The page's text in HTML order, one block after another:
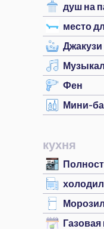
душ на
место
Фен
Мини-
кухня
Газовая